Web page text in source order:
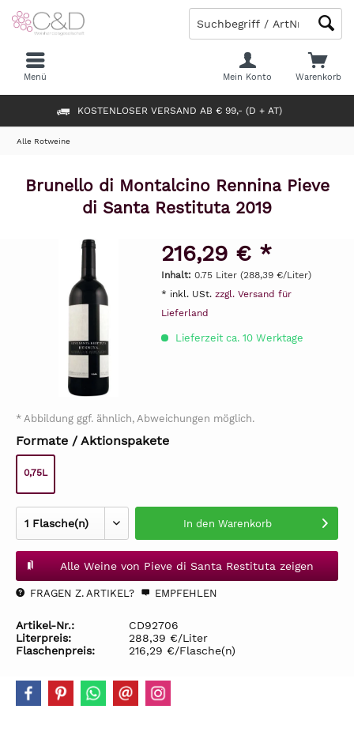
KOSTENLOSER VERSAND AB € 99,- (D + AT)
Warenkorb
Mein Konto
Menü
Alle Rotweine
Brunello di Montalcino Rennina Pieve
di Santa Restituta 2019
216,29 € *
Inhalt: 0.75 Liter (288,39 €/Liter)
* inkl. USt. zzgl. Versand für
Lieferland
Lieferzeit ca. 10 Werktage
* Abbildung ggf. ähnlich, Abweichungen möglich.
Formate / Aktionspakete
0,75L
In den Warenkorb
Alle Weine von Pieve di Santa Restituta zeigen
FRAGEN Z. ARTIKEL? EMPFEHLEN
Artikel-Nr.:
CD92706
Literpreis:
288,39 €/Liter
Flaschenpreis:
216,29 €/Flasche(n)